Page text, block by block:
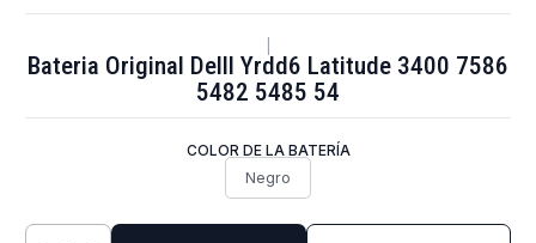
Bateria Original Delll Yrdd6 Latitude 3400 7586
5482 5485 54
COLOR DE LA BATERÍA
Negro